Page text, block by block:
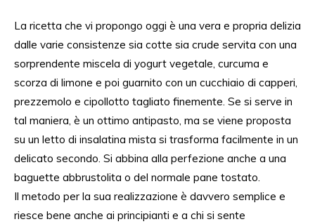
La ricetta che vi propongo oggi è una vera e propria delizia
dalle varie consistenze sia cotte sia crude servita con una
sorprendente miscela di yogurt vegetale, curcuma e
scorza di limone e poi guarnito con un cucchiaio di capperi,
prezzemolo e cipollotto tagliato finemente. Se si serve in
tal maniera, è un ottimo antipasto, ma se viene proposta
su un letto di insalatina mista si trasforma facilmente in un
delicato secondo. Si abbina alla perfezione anche a una
baguette abbrustolita o del normale pane tostato.
Il metodo per la sua realizzazione è davvero semplice e
riesce bene anche ai principianti e a chi si sente